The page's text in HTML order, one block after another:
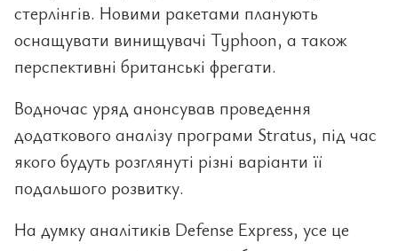
стерлінгів. Новими ракетами планують
оснащувати винищувачі Typhoon, а також
перспективні британські фрегати.
Водночас уряд анонсував проведення
додаткового аналізу програми Stratus, під час
якого будуть розглянуті різні варіанти її
подальшого розвитку.
На думку аналітиків Defense Express, усе це